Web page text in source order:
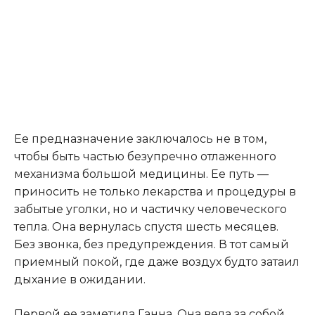
Ее предназначение заключалось не в том,
чтобы быть частью безупречно отлаженного
механизма большой медицины. Ее путь —
приносить не только лекарства и процедуры в
забытые уголки, но и частичку человеческого
тепла. Она вернулась спустя шесть месяцев.
Без звонка, без предупреждения. В тот самый
приемный покой, где даже воздух будто затаил
дыхание в ожидании.